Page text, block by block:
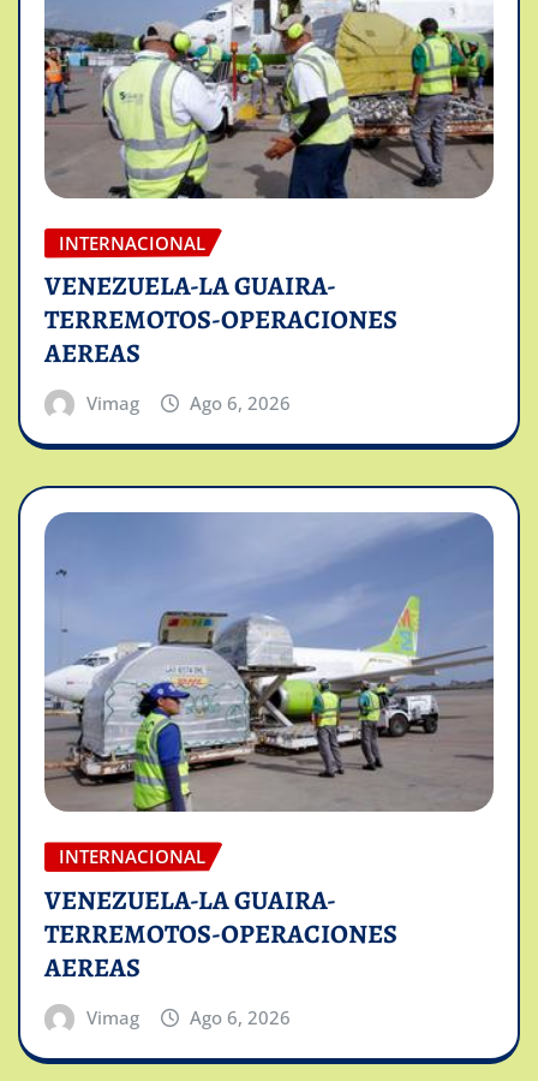
INTERNACIONAL
VENEZUELA-LA GUAIRA-
TERREMOTOS-OPERACIONES
AEREAS
Vimag Ago 6, 2026
INTERNACIONAL
VENEZUELA-LA GUAIRA-
TERREMOTOS-OPERACIONES
AEREAS
Vimag Ago 6, 2026